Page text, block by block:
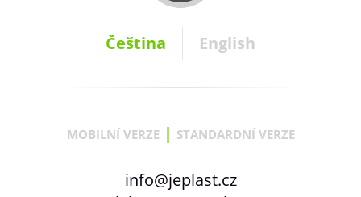
Čeština English
MOBILNÍ VERZE | STANDARDNÍ VERZE
info@jeplast.cz